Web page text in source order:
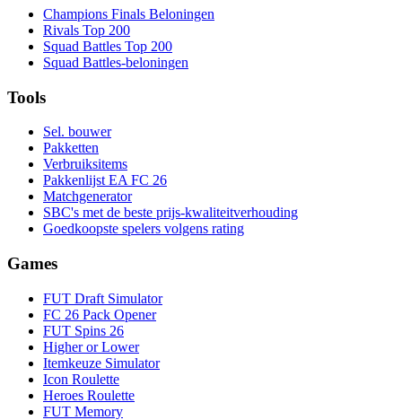
Champions Finals Beloningen
Rivals Top 200
Squad Battles Top 200
Squad Battles-beloningen
Tools
Sel. bouwer
Pakketten
Verbruiksitems
Pakkenlijst EA FC 26
Matchgenerator
SBC's met de beste prijs-kwaliteitverhouding
Goedkoopste spelers volgens rating
Games
FUT Draft Simulator
FC 26 Pack Opener
FUT Spins 26
Higher or Lower
Itemkeuze Simulator
Icon Roulette
Heroes Roulette
FUT Memory